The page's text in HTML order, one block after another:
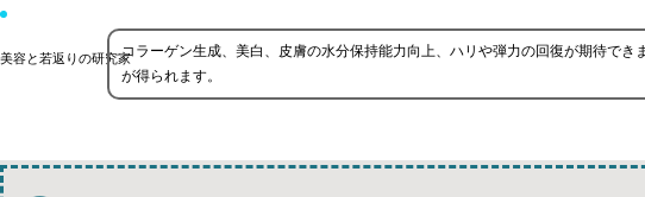
美容と若返りの研究家コラーゲン生成、美白、皮膚の水分保持能力向上、ハリや弾力の回復が期待で
が得られます。